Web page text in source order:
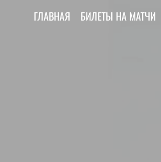
ГЛАВНАЯ БИЛЕТЫ НА МАТЧИ